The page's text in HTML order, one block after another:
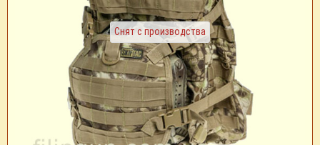
Снят с производства